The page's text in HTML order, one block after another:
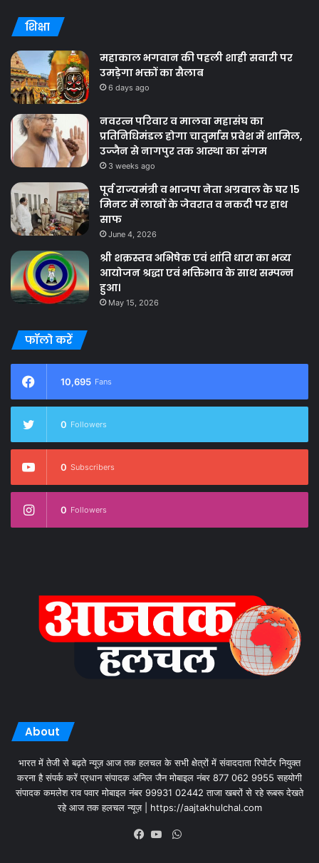
शिक्षा
महाकाल भगवान की पहली शाही सवारी पर
उमड़ेगा भक्तों का सैलाब
6 days ago
नवरत्न परिवार व मालवा महासंघ का
प्रतिनिधिमंडल होगा चातुर्मास प्रवेश में शामिल,
उज्जैन से नागपुर तक आस्था का संगम
3 weeks ago
पूर्व राज्यमंत्री व भाजपा नेता अग्रवाल के घर 15
मिनट में लाखों के जेवरात व नकदी पर हाथ
साफ
June 4, 2026
श्री शक्रस्तव अभिषेक एवं शांति धारा का भव्य
आयोजन श्रद्धा एवं भक्तिभाव के साथ सम्पन्न
हुआ।
May 15, 2026
फॉलो करें
10,695 Fans
0 Followers
0 Subscribers
0 Followers
About
भारत में तेजी से बढ़ते न्यूज़ आज तक हलचल के सभी क्षेत्रों में संवाददाता रिपोर्टर नियुक्त
करना है संपर्क करें प्रधान संपादक अनिल जैन मोबाइल नंबर 877 062 9955 सहयोगी
संपादक कमलेश राव पवार मोबाइल नंबर 99931 02442 ताजा खबरों से रहे रूबरू देखते
रहे आज तक हलचल न्यूज़ | https://aajtakhulchal.com